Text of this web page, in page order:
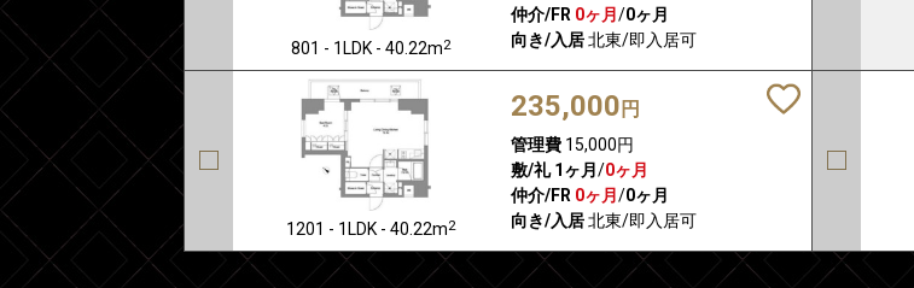
801 - 1LDK - 40.22m2
仲介/FR 0ヶ月/0ヶ月
向き/入居北東/即入居可
1201 - 1LDK - 40.22m2
235,000 円
管理費15,000円
敷/礼 1ヶ月/0ヶ月
仲介/FR 0ヶ月/0ヶ月
向き/入居北東/即入居可